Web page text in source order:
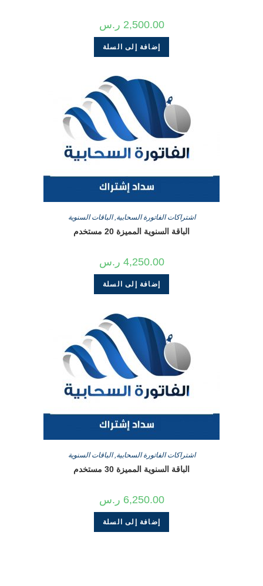
2,500.00 ر.س
إضافة إلى السلة
اشتراكات الفاتورة السحابية,الباقات السنوية
الباقة السنوية المميزة 20 مستخدم
4,250.00 ر.س
إضافة إلى السلة
اشتراكات الفاتورة السحابية ,الباقات السنوية
الباقة السنوية المميزة 30 مستخدم
6,250.00 ر.س
إضافة إلى السلة